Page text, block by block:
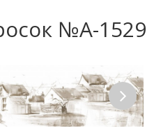
№А-1529